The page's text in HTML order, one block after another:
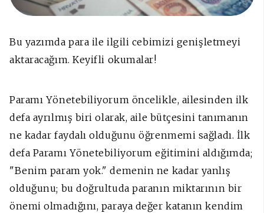
Bu yazımda para ile ilgili cebimizi genişletmeyi
aktaracağım. Keyifli okumalar!
Paramı Yönetebiliyorum öncelikle, ailesinden ilk
defa ayrılmış biri olarak, aile bütçesini tanımanın
ne kadar faydalı olduğunu öğrenmemi sağladı. İlk
defa Paramı Yönetebiliyorum eğitimini aldığımda;
"Benim param yok." demenin ne kadar yanlış
olduğunu; bu doğrultuda paranın miktarının bir
önemi olmadığını, paraya değer katanın kendim